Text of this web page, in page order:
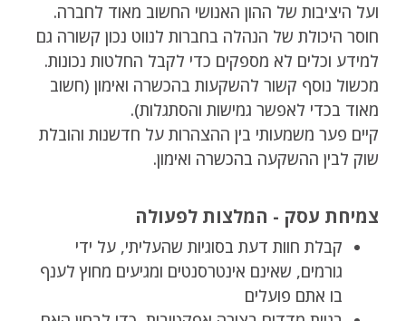
ועל היציבות של ההון האנושי החשוב מאוד לחברה.
חוסר היכולת של הנהלה בחברות לנווט נכון קשורה גם
למידע וכלים לא מספקים כדי לקבל החלטות נכונות.
מכשול נוסף קשור להשקעות בהכשרה ואימון (חשוב
מאוד בכדי לאפשר גמישות והסתגלות).
קיים פער משמעותי בין ההצהרות על חדשנות והובלת
שוק לבין ההשקעה בהכשרה ואימון.
צמיחת עסק - המלצות לפעולה
קבלת חוות דעת בסוגיות שהעליתי, על ידי
גורמים, שאינם אינטרסנטים ומגיעים מחוץ לענף
בו אתם פועלים